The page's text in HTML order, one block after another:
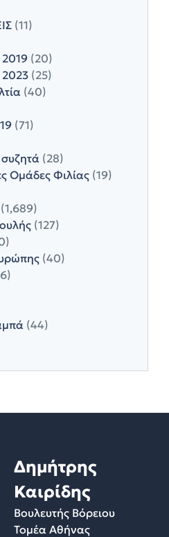
(11)
2019 (20)
2023 (25)
(40)
(71)
(28)
Ομάδες Φιλίας (19)
(1,689)
(127)
(40)
(44)
Δημήτρης
Καιρίδης
Βουλευτής Βόρειου
Τομέα Αθήνας